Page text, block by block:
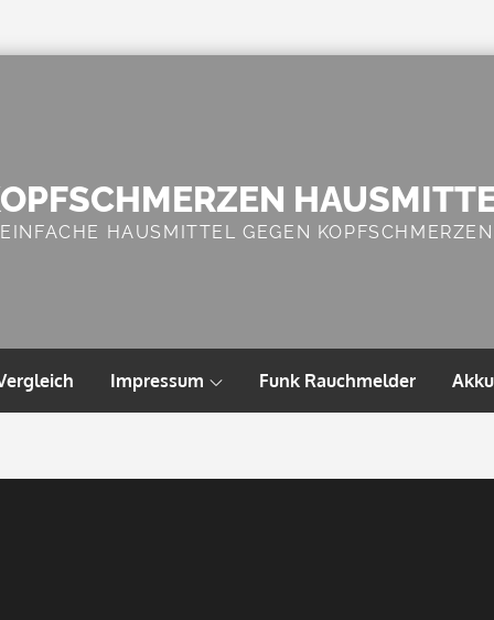
EINFACHE HAUSMITTEL GEGEN KOPFSCHMERZEN
Impressum Funk Rauchmelder